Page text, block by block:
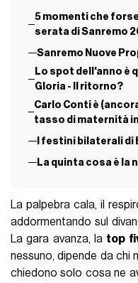
5 momenti che
serata di Sanremo
Sanremo Nuove
Lo spot dell'anno è
Gloria - Il ritorno?
Carlo Conti è
tasso di maternità
I festini bilaterali di
La quinta cosa è la
La palpebra cala, il
addormentando sul
La gara avanza, la top
nessuno, dipende da chi
chiedono solo cosa ne